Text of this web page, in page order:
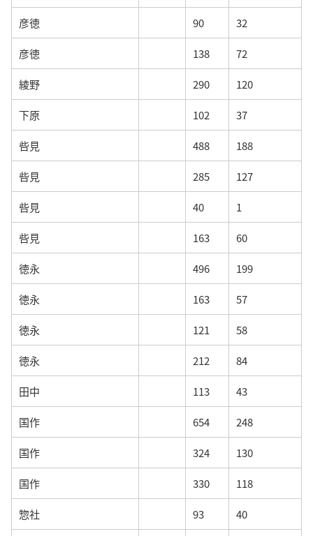
彦徳 90 32
彦徳 138 72
綾野 290 120
下原 102 37
呰見 488 188
呰見 285 127
呰見 40 1
呰見 163 60
徳永 496 199
徳永 163 57
徳永 121 58
徳永 212 84
田中 113 43
国作 654 248
国作 324 130
国作 330 118
惣社 93 40